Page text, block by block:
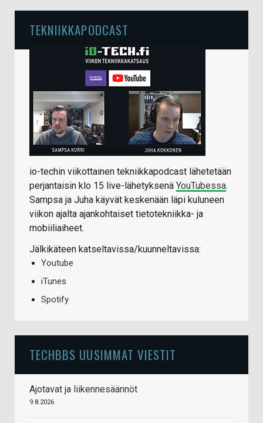
TEKNIIKKAPODCAST
io-techin viikottainen tekniikkapodcast lähetetään
perjantaisin klo 15 live-lähetyksenä YouTubessa.
Sampsa ja Juha käyvät keskenään läpi kuluneen
viikon ajalta ajankohtaiset tietotekniikka- ja
mobiiliaiheet.
Jälkikäteen katseltavissa/kuunneltavissa:
Youtube
iTunes
Spotify
TECHBBS UUSIMMAT VIESTIT
Ajotavat ja liikennesäännöt
9.8.2026